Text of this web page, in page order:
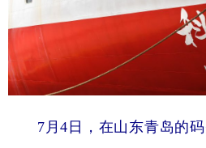
7月4日，在山东青岛的